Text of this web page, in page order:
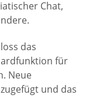
Chat,
das
für
Neue
und das